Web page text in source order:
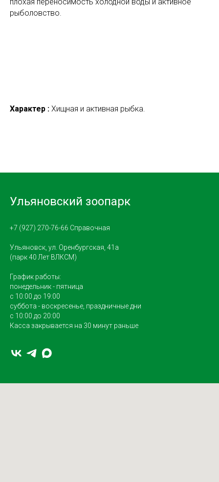
рыболовство.
Характер : Хищная и активная рыбка.
Ульяновский зоопарк
+7 (927) 270-76-66 Справочная
Ульяновск, ул. Оренбургская, 41а
(парк 40 Лет ВЛКСМ)
График работы:
понедельник - пятница
с 10:00 до 19:00
суббота - воскресенье, праздничные дни
с 10:00 до 20:00
Касса закрывается на 30 минут раньше